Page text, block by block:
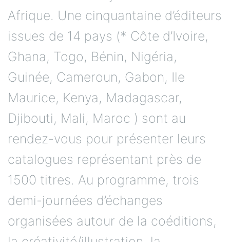
Afrique. Une cinquantaine d’éditeurs
issues de 14 pays (* Côte d’Ivoire,
Ghana, Togo, Bénin, Nigéria,
Guinée, Cameroun, Gabon, Ile
Maurice, Kenya, Madagascar,
Djibouti, Mali, Maroc ) sont au
rendez-vous pour présenter leurs
catalogues représentant près de
1500 titres. Au programme, trois
demi-journées d’échanges
organisées autour de la coéditions,